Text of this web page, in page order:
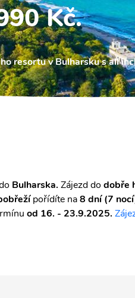
Kč.
resortu v Bulharsku s all
Bulharska. Zájezd do dobře
pořídíte na8 dní (7
od 16. - 23.9.2025.